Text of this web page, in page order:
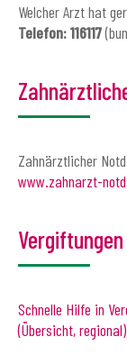
Welcher Arzt hat
Telefon: 116117
Zahnärztlicher
www.zahnarzt-
Vergiftungen
Schnelle Hilfe in
(Übersicht, regional)